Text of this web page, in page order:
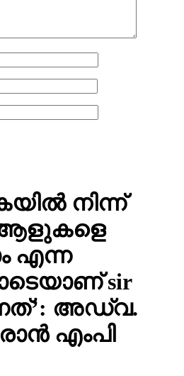
എന്ന
sir
അഡ്വ.
എംപി